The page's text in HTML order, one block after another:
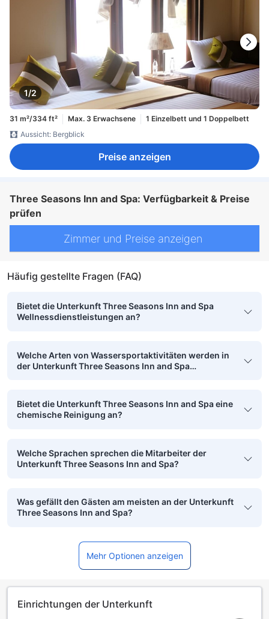
1/2
31 m²/334 ft² Max. 3 Erwachsene
1 Einzelbett und 1 Doppelbett
Aussicht: Bergblick
Preise anzeigen
Three Seasons Inn and Spa: Verfügbarkeit & Preise
prüfen
Zimmer und Preise anzeigen
Häufig gestellte Fragen (FAQ)
Bietet die Unterkunft Three Seasons Inn and Spa
Wellnessdienstleistungen an?
Welche Arten von Wassersportaktivitäten werden in
der Unterkunft Three Seasons Inn and Spa
Bietet die Unterkunft Three Seasons Inn and Spa eine
chemische Reinigung an?
Welche Sprachen sprechen die Mitarbeiter der
Unterkunft Three Seasons Inn and Spa?
Was gefällt den Gästen am meisten an der Unterkunft
Three Seasons Inn and Spa?
Mehr Optionen anzeigen
Einrichtungen der Unterkunft